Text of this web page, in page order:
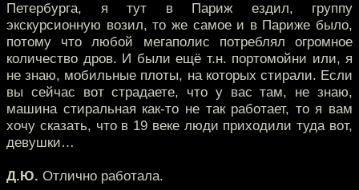
Петербурга, я тут в Париж ездил, группу
экскурсионную возил, то же самое и в Париже было,
потому что любой мегаполис потреблял огромное
количество дров. И были ещё т.н. портомойни или, я
не знаю, мобильные плоты, на которых стирали. Если
вы сейчас вот страдаете, что у вас там, не знаю,
машина стиральная как-то не так работает, то я вам
хочу сказать, что в 19 веке люди приходили туда вот,
девушки…
Д.Ю. Отлично работала.